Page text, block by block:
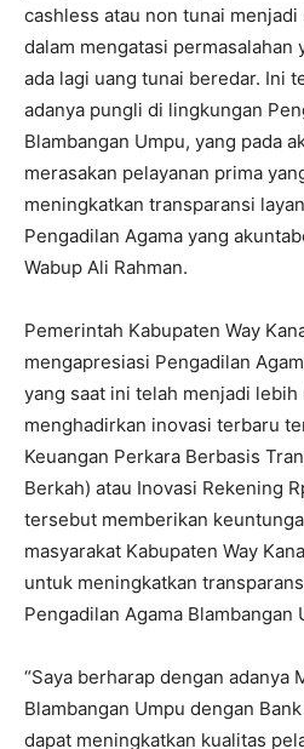
cashless atau non tunai
dalam mengatasi permasalahan
ada lagi uang tunai beredar. Ini
adanya pungli di lingkungan
Blambangan Umpu, yang pada
merasakan pelayanan prima
meningkatkan transparansi
Pengadilan Agama yang
Wabup Ali Rahman.
Pemerintah Kabupaten Way
mengapresiasi Pengadilan
yang saat ini telah menjadi
menghadirkan inovasi terbaru
Keuangan Perkara Berbasis
Berkah) atau Inovasi Rekening
tersebut memberikan
masyarakat Kabupaten Way
untuk meningkatkan
Pengadilan Agama Blambangan
“Saya berharap dengan adanya
Blambangan Umpu dengan
dapat meningkatkan kualitas